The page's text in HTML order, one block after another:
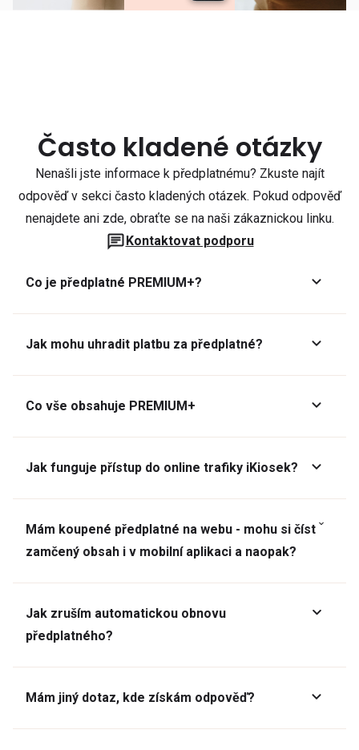
Často kladené otázky
Nenašli jste informace k předplatnému? Zkuste najít
odpověď v sekci často kladených otázek. Pokud odpověď
nenajdete ani zde, obraťte se na naši zákaznickou linku.
Kontaktovat podporu
Co je předplatné PREMIUM+?
Jak mohu uhradit platbu za předplatné?
Co vše obsahuje PREMIUM+
Jak funguje přístup do online trafiky iKiosek?
Mám koupené předplatné na webu - mohu si číst
zamčený obsah i v mobilní aplikaci a naopak?
Jak zruším automatickou obnovu
předplatného?
Mám jiný dotaz, kde získám odpověď?